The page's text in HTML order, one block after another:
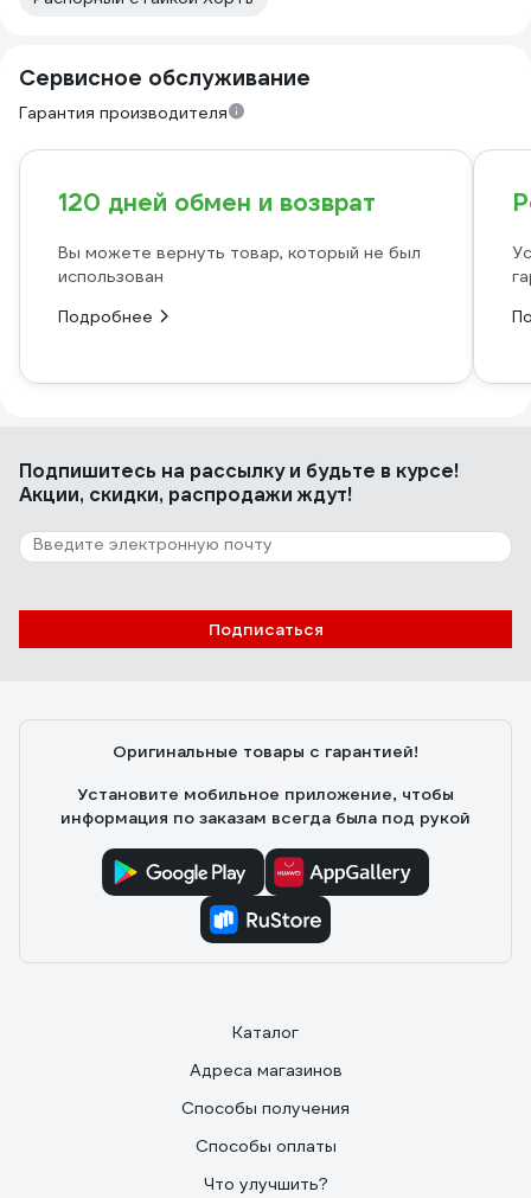
Сервисное обслуживание
Гарантия производителя
120 дней обмен и возврат
Вы можете вернуть товар, который не был
использован
Подробнее
Подпишитесь на рассылкуи будьте в курсе!
Акции, скидки, распродажи ждут!
Подписаться
Оригинальные товары с гарантией!
Установите мобильное приложение, чтобы
информация по заказам всегда была под рукой
Каталог
Адреса магазинов
Способы получения
Способы оплаты
Что улучшить?